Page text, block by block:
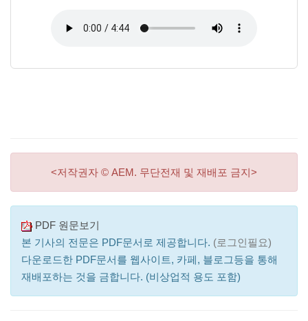
<저작권자 © AEM. 무단전재 및 재배포 금지>
PDF 원문보기
본 기사의 전문은 PDF문서로 제공합니다. (로그인필요)
다운로드한 PDF문서를 웹사이트, 카페, 블로그등을 통해
재배포하는 것을 금합니다. (비상업적 용도 포함)